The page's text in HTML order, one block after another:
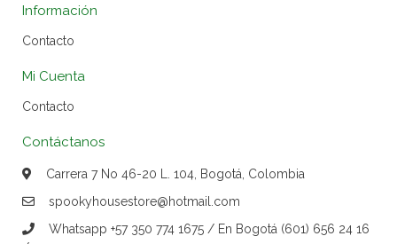
Información
Contacto
Mi Cuenta
Contacto
Contáctanos
Carrera 7 No 46-20 L. 104, Bogotá, Colombia
spookyhousestore@hotmail.com
Whatsapp +57 350 774 1675 / En Bogotá (601) 656 24 16